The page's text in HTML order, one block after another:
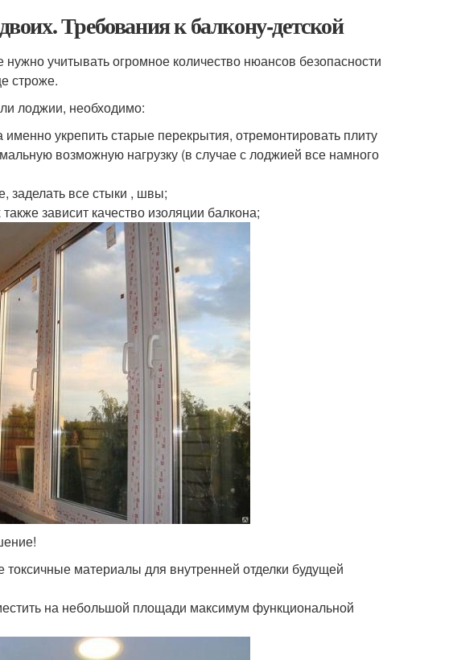
Требования к балкону-детской
учитывать огромное количество нюансов безопасности
строже.
лоджии, необходимо:
укрепить старые перекрытия, отремонтировать плиту
возможную нагрузку (в случае с лоджией все намного
заделать все стыки , швы;
зависит качество изоляции балкона;
материалы для внутренней отделки будущей
на небольшой площади максимум функциональной